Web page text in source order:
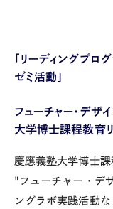
「リーディングプロ
ゼミ活動」
フューチャー・デザ
大学博士課程教育リ
慶應義塾大学博士
" フューチャー・デ
ングラボ実践活動